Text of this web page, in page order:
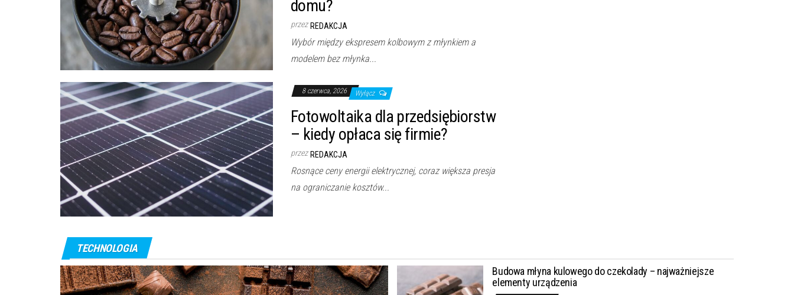
domu?
przez REDAKCJA
Wybór między ekspresem kolbowym z młynkiem a
modelem bez młynka...
8 czerwca, 2026 Wyłącz
Fotowoltaika dla przedsiębiorstw
– kiedy opłaca się firmie?
przez REDAKCJA
Rosnące ceny energii elektrycznej, coraz większa presja
na ograniczanie kosztów...
TECHNOLOGIA
Budowa młyna kulowego do czekolady – najważniejsze
elementy urządzenia